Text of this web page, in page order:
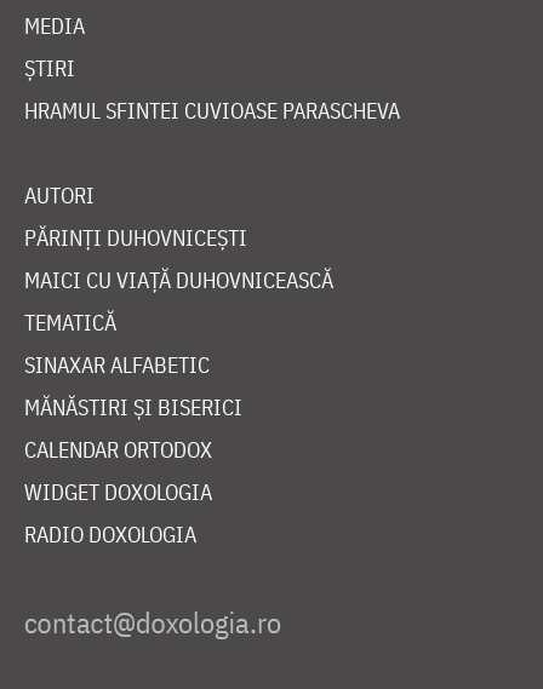
MEDIA
ȘTIRI
HRAMUL SFINTEI CUVIOASE PARASCHEVA
AUTORI
PĂRINȚI DUHOVNICEȘTI
MAICI CU VIAȚĂ DUHOVNICEASCĂ
TEMATICĂ
SINAXAR ALFABETIC
MĂNĂSTIRI ȘI BISERICI
CALENDAR ORTODOX
WIDGET DOXOLOGIA
RADIO DOXOLOGIA